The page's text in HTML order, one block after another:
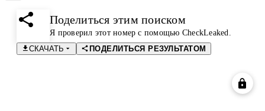
Поделиться этим поиском
Я проверил этот номер с помощью CheckLeaked.
СКАЧАТЬ
ПОДЕЛИТЬСЯ РЕЗУЛЬТАТОМ